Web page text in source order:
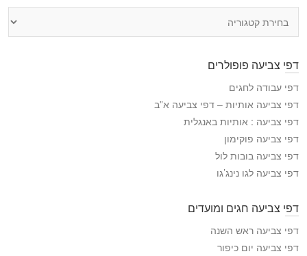
י
ה
צ
י
ע
ה
דפי צביעה פופולרים
דפי עבודה לחגים
דפי צביעה אותיות – דפי צביעה א”ב
דפי צביעה : אותיות באנגלית
דפי צביעה פוקימון
דפי צביעה בובות לול
דפי צביעה לגו נינג’גו
דפי צביעה חגים ומועדים
דפי צביעה ראש השנה
דפי צביעה יום כיפור